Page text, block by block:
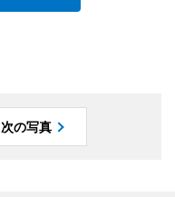
次の写真